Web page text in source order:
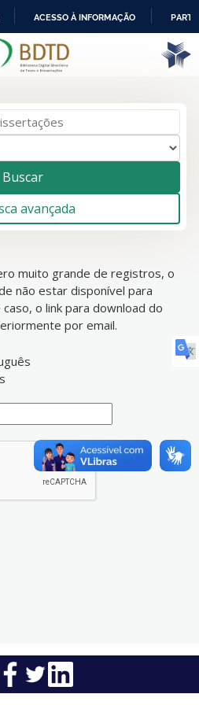
IR
PARA
ACESSO À INFORMAÇÃO
Buscar
avançada
muito grande de registros, o
não estar disponível para
o link para download do
por email.